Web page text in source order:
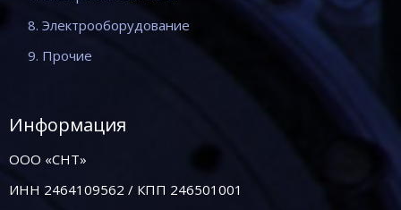
8. Электрооборудование
9. Прочие
Информация
ООО «СНТ»
ИНН 2464109562 / КПП 246501001